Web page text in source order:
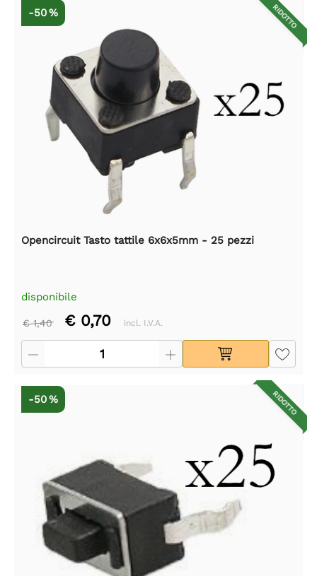
RIDOTTO
-50 %
Opencircuit Tasto tattile 6x6x5mm - 25 pezzi
disponibile
€ 1,40 € 0,70 incl. I.V.A.
RIDOTTO
-50 %